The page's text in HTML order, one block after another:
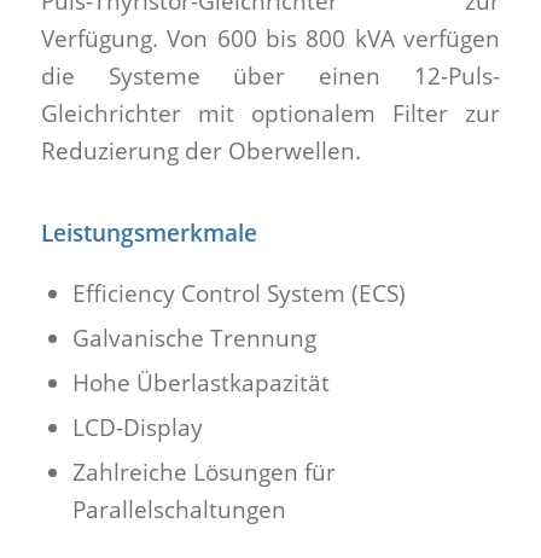
Verfügung. Von 600 bis 800 kVA verfügen
die Systeme über einen 12-Puls-
Gleichrichter mit optionalem Filter zur
Reduzierung der Oberwellen.
Leistungsmerkmale
Efficiency Control System (ECS)
Galvanische Trennung
Hohe Überlastkapazität
LCD-Display
Zahlreiche Lösungen für
Parallelschaltungen